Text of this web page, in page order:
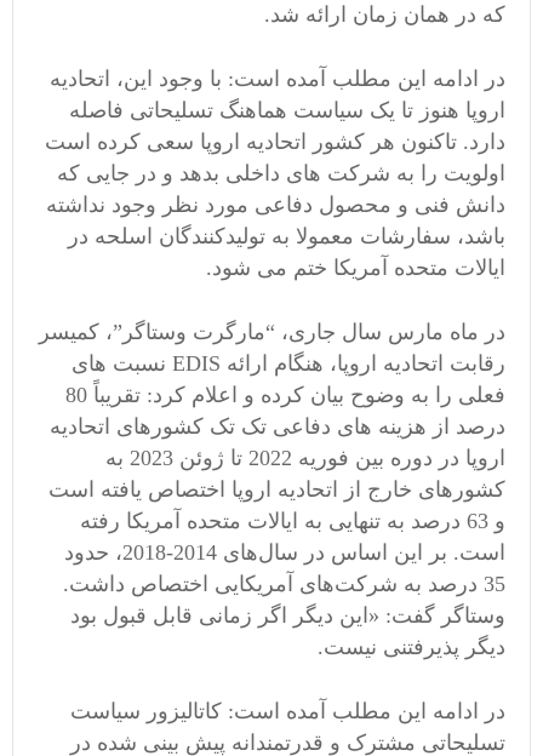
که در همان زمان ارائه شد.
در ادامه این مطلب آمده است: با وجود این، اتحادیه
اروپا هنوز تا یک سیاست هماهنگ تسلیحاتی فاصله
دارد. تاکنون هر کشور اتحادیه اروپا سعی کرده است
اولویت را به شرکت های داخلی بدهد و در جایی که
دانش فنی و محصول دفاعی مورد نظر وجود نداشته
باشد، سفارشات معمولا به تولیدکنندگان اسلحه در
ایالات متحده آمریکا ختم می شود.
در ماه مارس سال جاری، “مارگرت وستاگر”، کمیسر
رقابت اتحادیه اروپا، هنگام ارائه EDIS نسبت های
فعلی را به وضوح بیان کرده و اعلام کرد: تقریباً 80
درصد از هزینه های دفاعی تک تک کشورهای اتحادیه
اروپا در دوره بین فوریه 2022 تا ژوئن 2023 به
کشورهای خارج از اتحادیه اروپا اختصاص یافته است
و 63 درصد به تنهایی به ایالات متحده آمریکا رفته
است. بر این اساس در سال‌های 2014-2018، حدود
35 درصد به شرکت‌های آمریکایی اختصاص داشت.
وستاگر گفت: «این دیگر اگر زمانی قابل قبول بود
دیگر پذیرفتنی نیست.
در ادامه این مطلب آمده است: کاتالیزور سیاست
تسلیحاتی مشترک و قدرتمندانه پیش بینی شده در